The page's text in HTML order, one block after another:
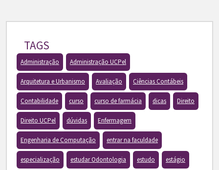
TAGS
Administração Administração UCPel
Arquitetura e Urbanismo Avaliação Ciências Contábeis
Contabilidade curso curso de farmácia dicas Direito
Direito UCPel dúvidas Enfermagem
Engenharia de Computação entrar na faculdade
especialização estudar Odontologia estudo estágio